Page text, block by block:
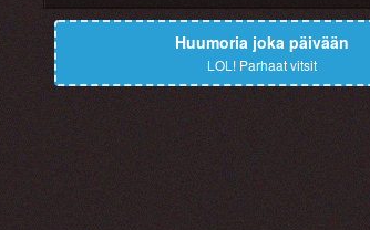
Huumoria joka päivään
LOL! Parhaat vitsit